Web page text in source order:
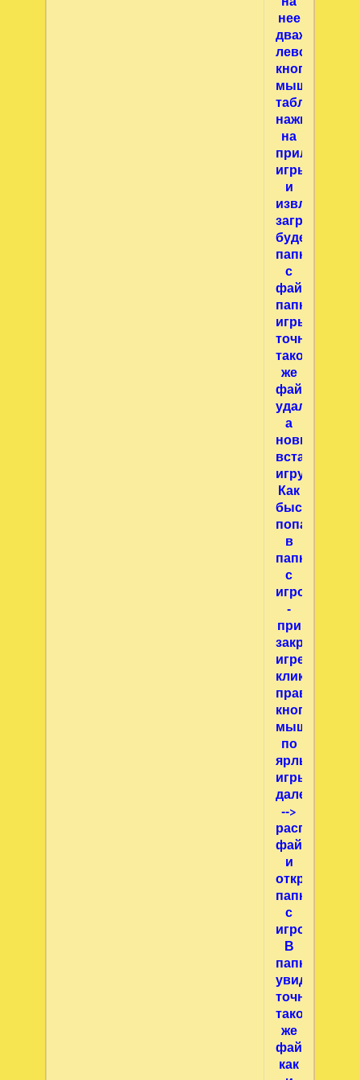
нее
дважды
левой
кнопкой
мыши>в
таблице
нажимаете
на
приложение
игры
и
извлечь>в
загрузках
будет
папка
с
файлом>в
папке
игры
точно
такой
же
файл
удаляете,
а
новый
игру.
Как
быстро
попасть
в
папку
с
игрой?
-
при
закрытой
игре
кликните
правой
кнопкой
мыши
по
ярлыку
игры,
далее
-->
файла
и
откроется
папка
с
игрой.
В
папке
увидите
точно
такой
же
файл,
как